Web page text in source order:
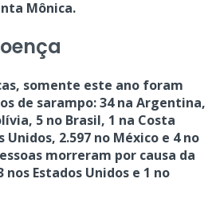
Mônica.
somente este ano foram
de sarampo: 34 na Argentina,
5 no Brasil, 1 na Costa
Unidos, 2.597 no México e 4 no
morreram por causa da
nos Estados Unidos e 1 no